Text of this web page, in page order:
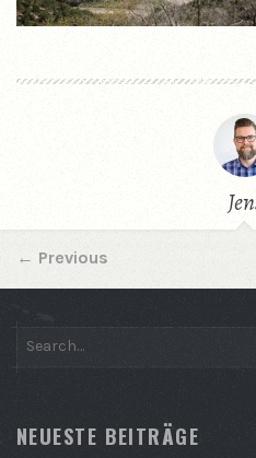
← Previous
NEUESTE BEITRÄGE